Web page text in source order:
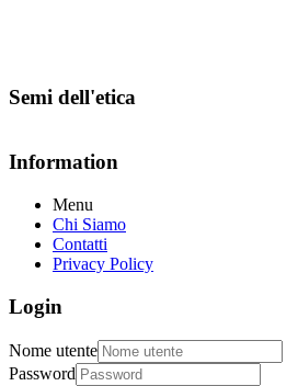
Semi dell'etica
Information
Menu
Chi Siamo
Contatti
Privacy Policy
Login
Nome utente
Password